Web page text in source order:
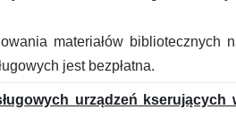
materiałów bibliotecznych
jest bezpłatna.
urządzeń kserujących